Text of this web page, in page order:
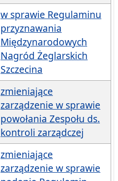
w sprawie Regulaminu
przyznawania
Międzynarodowych
Nagród Żeglarskich
Szczecina
zmieniające
zarządzenie w sprawie
powołania Zespołu ds.
kontroli zarządczej
zmieniające
zarządzenie w sprawie